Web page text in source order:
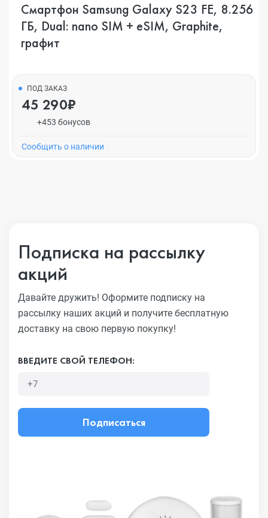
Смартфон Samsung Galaxy S23 FE, 8.256
ГБ, Dual: nano SIM + eSIM, Graphite,
графит
ПОД ЗАКАЗ
45 290₽
+453 бонусов
Cообщить о наличии
Подписка на рассылку
акций
Давайте дружить! Оформите подписку на
рассылку наших акций и получите бесплатную
доставку на свою первую покупку!
ВВЕДИТЕ СВОЙ ТЕЛЕФОН:
Подписаться